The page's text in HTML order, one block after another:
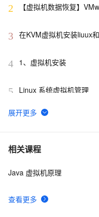
2
【虚拟机数据恢复】
3 在KVM虚拟机安装liuux
4 1、虚拟机安装
5 Linux 系统虚拟机管理
6
虚拟机安装（安装（克
文件 测试网络是否互通
器时间 修改主机名）（下
7 MobaXtem连接虚拟机中
8 [New Portal]Windows
9 Java中的虚拟机参数配置
相关课程
查看更多
Java 虚拟机原理